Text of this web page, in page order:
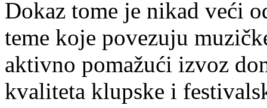
Dokaz tome je nikad veći
teme koje povezuju
aktivno pomažući izvoz
kvaliteta klupske i